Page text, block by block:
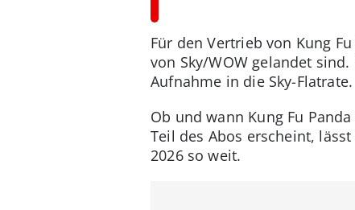
Für den Vertrieb von Kung
von Sky/WOW gelandet
Aufnahme in die Sky-Flatrate.
Ob und wann Kung Fu
Teil des Abos erscheint,
2026 so weit.